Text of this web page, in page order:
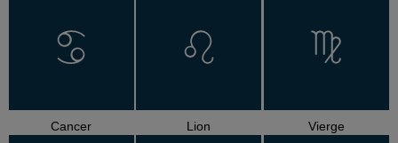
Cancer Lion Vierge